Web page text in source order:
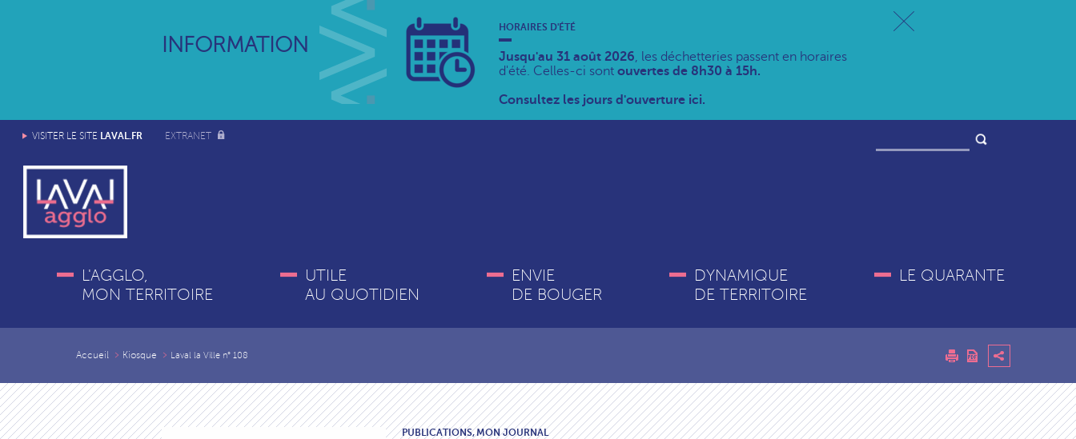
INFORMATION
HORAIRES D'ÉTÉ
Jusqu'au 31 août 2026, les déchetteries passent en horaires
d'été. Celles-ci sont ouvertes de 8h30 à 15h.
Consultez les jours d'ouverture ici.
VISITER LE SITE LAVAL.FR EXTRANET
L'AGGLO,
MON TERRITOIRE
UTILE
AU QUOTIDIEN
ENVIE
DE BOUGER
DYNAMIQUE
DE TERRITOIRE
LE QUARANTE
Accueil Kiosque Laval la Ville n° 108
PUBLICATIONS,MON JOURNAL